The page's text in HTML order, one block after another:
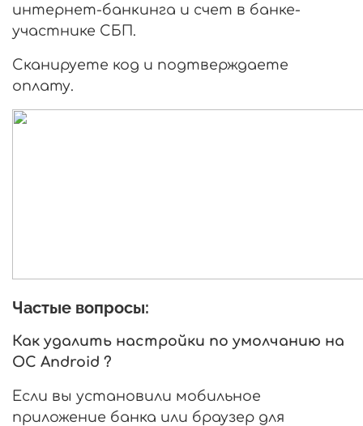
интернет-банкинга и счет в банке-
участнике СБП.
Сканируете код и подтверждаете
оплату.
Частые вопросы:
Как удалить настройки по умолчанию на
ОС Android ?
Если вы установили мобильное
приложение банка или браузер для